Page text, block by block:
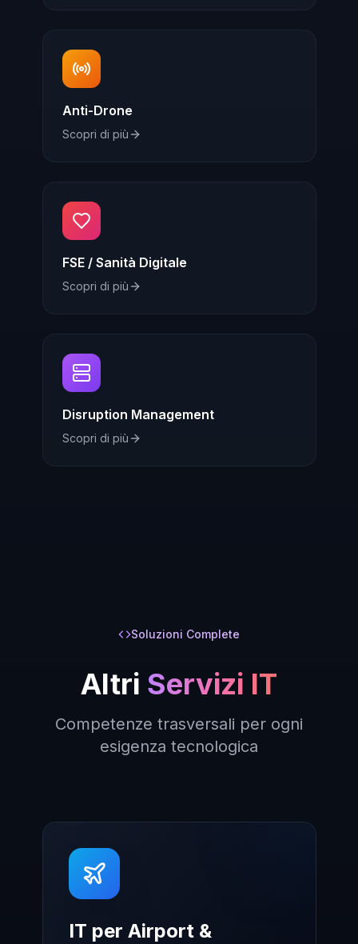
Anti-Drone
Scopri di più
FSE / Sanità Digitale
Scopri di più
Disruption Management
Scopri di più
Soluzioni Complete
Altri Servizi IT
Competenze trasversali per ogni
esigenza tecnologica
IT per Airport &